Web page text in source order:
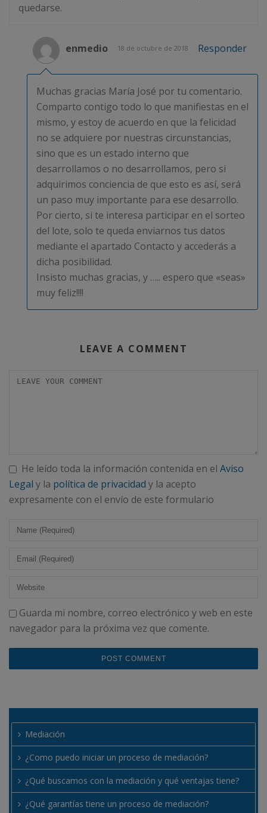
quedarse.
enmedio 18 de octubre de 2018 Responder
Muchas gracias María José por tu comentario.
Comparto contigo todo lo que manifiestas en el
mismo, y estoy de acuerdo en que la felicidad
no se adquiere por nuestras circunstancias,
sino que es un estado interno que
desarrollamos o no desarrollamos, pero si
adquirimos conciencia de que esto es así, será
un paso muy importante para ese desarrollo.
Por cierto, si te interesa participar en el sorteo
del lote, solo te queda enviarnos tus datos
mediante el apartado Contacto y accederás a
dicha posibilidad.
Insisto muchas gracias, y ….. espero que «seas»
muy feliz!!!!
LEAVE A COMMENT
He leído toda la información contenida en el Aviso
Legal y la política de privacidad y la acepto
expresamente con el envío de este formulario
Guarda mi nombre, correo electrónico y web en este
navegador para la próxima vez que comente.
Mediación
¿Como puedo iniciar un proceso de mediación?
¿Qué buscamos con la mediación y qué ventajas tiene?
¿Qué garantías tiene un proceso de mediación?